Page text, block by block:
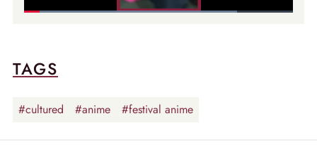
TAGS
#cultured #anime #festival anime